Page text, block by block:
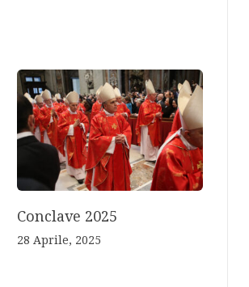
Conclave 2025
28 Aprile, 2025